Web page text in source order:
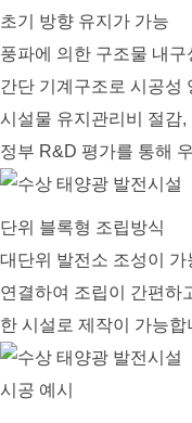
초기 방향 유지가 가능
풍파에 의한 구조물 내구
간단 기계구조로 시공성
시설물 유지관리비 절감,
정부 R&D 평가를 통해
단위 블록형 조립방식
대단위 발전소 조성이
연결하여 조립이 간편하
한 시설로 제작이 가능합
시공 예시